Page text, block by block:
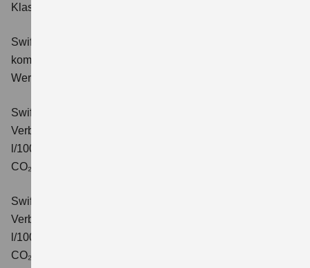
Klasse: C.
Swift 1.2 DUALJET HYBRID Comfort
kombinierter Energieverbrauch 4,4 l/100km; kombinierter
Wert der CO₂-Emission: 99 g/km; CO₂-Klasse: C.
Swift 1.2 DUALJET HYBRID CVT Comfort
Verbrauchswerte: kombinierter Energieverbrauch 4,7
l/100km; kombinierter Wert der CO₂-Emission: 106 g/km;
CO₂-Klasse: C.
Swift 1.2 DUALJET HYBRID ALLGRIP Comfort
Verbrauchswerte: kombinierter Energieverbrauch 4,9
l/100km; kombinierter Wert der CO₂-Emission: 110 g/km;
CO₂-Klasse: C.